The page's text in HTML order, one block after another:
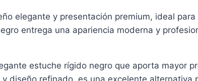
elegante y presentación premium, ideal
entrega una apariencia moderna y
estuche rígido negro que aporta mayor